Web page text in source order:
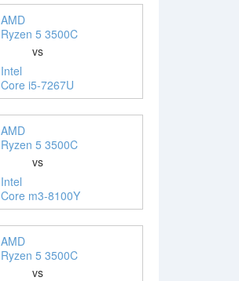
AMD
Ryzen 5 3500C
vs
Intel
Core i5-7267U
AMD
Ryzen 5 3500C
vs
Intel
Core m3-8100Y
AMD
Ryzen 5 3500C
vs